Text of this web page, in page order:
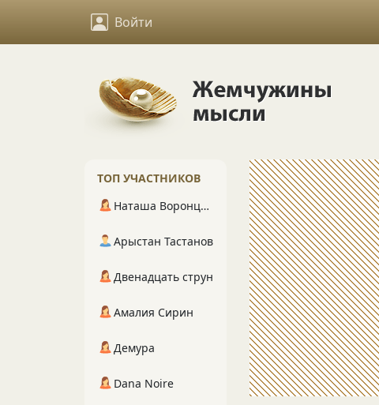
Войти
ТОП УЧАСТНИКОВ
Наташа Воронцова
Арыстан Тастанов
Двенадцать струн
Амалия Сирин
Демура
Dana Noire